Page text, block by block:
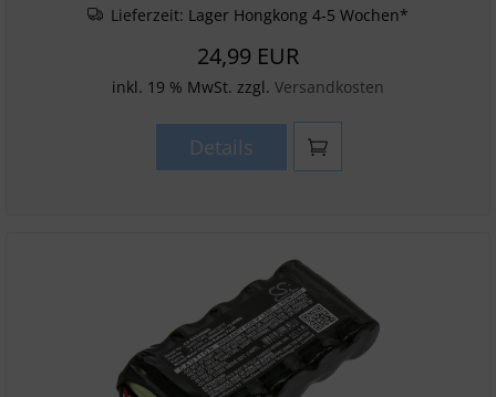
Lieferzeit: Lager Hongkong 4-5 Wochen*
24,99 EUR
inkl. 19 % MwSt. zzgl. Versandkosten
Details